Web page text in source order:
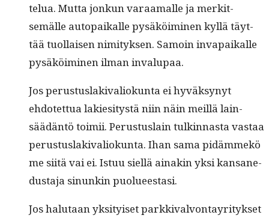
telua. Mut­ta jonkun varaa­malle ja merk­it­
semälle autopaikalle pysäköimi­nen kyl­lä täyt­
tää tuol­laisen nim­i­tyk­sen. Samoin inva­paikalle
pysäköimi­nen ilman invalupaa.
Jos perus­tus­laki­valiokun­ta ei hyväksynyt
ehdotet­tua lakiesi­tys­tä niin näin meil­lä lain­
säädän­tö toimii. Perus­tus­lain tulkin­nas­ta vas­taa
perus­tus­laki­valiokun­ta. Ihan sama pidäm­mekö
me siitä vai ei. Istuu siel­lä ainakin yksi kansane­
dus­ta­ja sin­unkin puolueestasi.
Jos halu­taan yksi­tyiset parkki­valvon­tayri­tyk­set